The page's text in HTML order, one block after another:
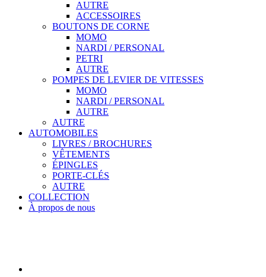
AUTRE
ACCESSOIRES
BOUTONS DE CORNE
MOMO
NARDI / PERSONAL
PETRI
AUTRE
POMPES DE LEVIER DE VITESSES
MOMO
NARDI / PERSONAL
AUTRE
AUTRE
AUTOMOBILES
LIVRES / BROCHURES
VÊTEMENTS
ÉPINGLES
PORTE-CLÉS
AUTRE
COLLECTION
À propos de nous